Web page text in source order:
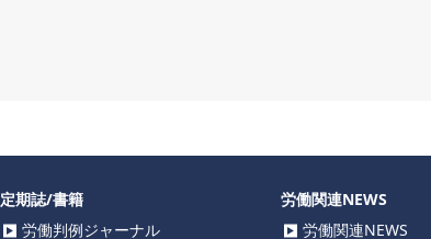
定期誌/書籍
労働判例ジャーナル
労働関連NEWS
労働関連NEWS